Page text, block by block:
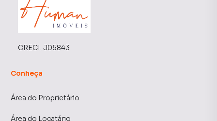
CRECI: J05843
Conheça
Área do Proprietário
Área do Locatário